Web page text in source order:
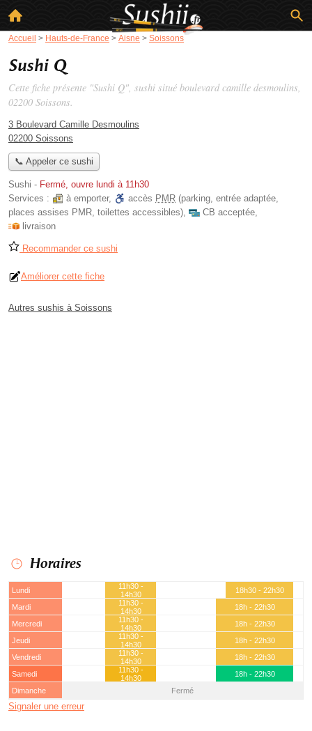
Accueil > Hauts-de-France > Aisne > Soissons
Sushi Q
Cette fiche présente "Sushi Q", sushi situé boulevard camille desmoulins,
02200 Soissons.
3 Boulevard Camille Desmoulins
02200 Soissons
📞 Appeler ce sushi
Sushi - Fermé, ouvre lundi à 11h30
Services :
à emporter, accès PMR (parking, entrée adaptée,
places assises PMR, toilettes accessibles), CB acceptée,
livraison
Recommander ce sushi
Améliorer cette fiche
Autres sushis à Soissons
Horaires
Lundi
11h30 -
14h30
18h30 - 22h30
Mardi
11h30 -
14h30
18h - 22h30
Mercredi
11h30 -
14h30
18h - 22h30
Jeudi
11h30 -
14h30
18h - 22h30
Vendredi
11h30 -
14h30
18h - 22h30
Samedi
11h30 -
14h30
18h - 22h30
Dimanche
Fermé
Signaler une erreur